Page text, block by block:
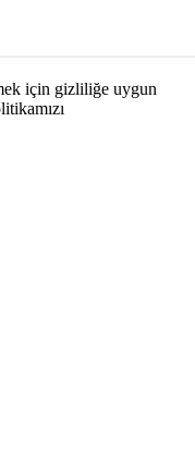
için gizliliğe uygun